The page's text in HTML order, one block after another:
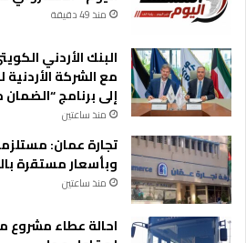
منذ 49 دقيقة
البنك الأردني
مع الشركة
إلى برنامج
منذ ساعتين
تجارة عمان:
وبأسعار مستقرة
منذ ساعتين
احالة عطاء مشروع